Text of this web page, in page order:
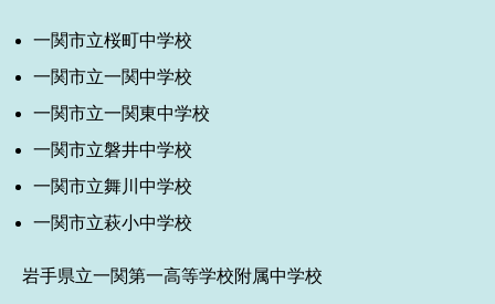
一関市立桜町中学校
一関市立一関中学校
一関市立一関東中学校
一関市立磐井中学校
一関市立舞川中学校
一関市立萩小中学校
岩手県立一関第一高等学校附属中学校